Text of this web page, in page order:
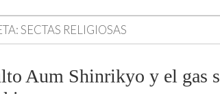
SECTAS RELIGIOSAS
Aum Shinrikyo y el gas